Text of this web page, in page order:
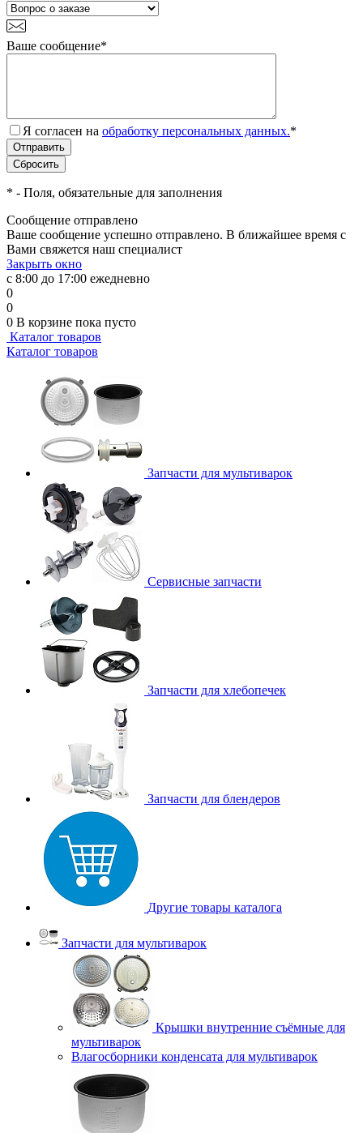
Ваше сообщение*
Я согласен на обработку персональных данных.*
* - Поля, обязательные для заполнения
Сообщение отправлено
Ваше сообщение успешно отправлено. В ближайшее время с
Вами свяжется наш специалист
Закрыть окно
с 8:00 до 17:00 ежедневно
0
0
0 В корзине пока пусто
Каталог товаров
Каталог товаров
Запчасти для мультиварок
Сервисные запчасти
Запчасти для хлебопечек
Запчасти для блендеров
Другие товары каталога
Запчасти для мультиварок
Крышки внутренние съёмные для
мультиварок
Влагосборники конденсата для мультиварок